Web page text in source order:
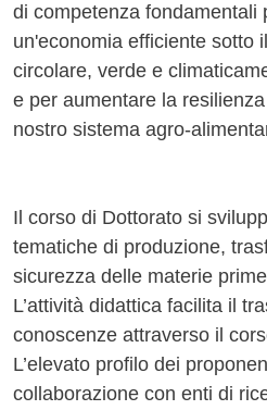
di competenza fondamentali
un'economia efficiente sotto
circolare, verde e
e per aumentare la
nostro sistema agro-
Il corso di Dottorato si
tematiche di produzione,
sicurezza delle materie
L’attività didattica facilita il
conoscenze attraverso il
L’elevato profilo dei
collaborazione con enti di